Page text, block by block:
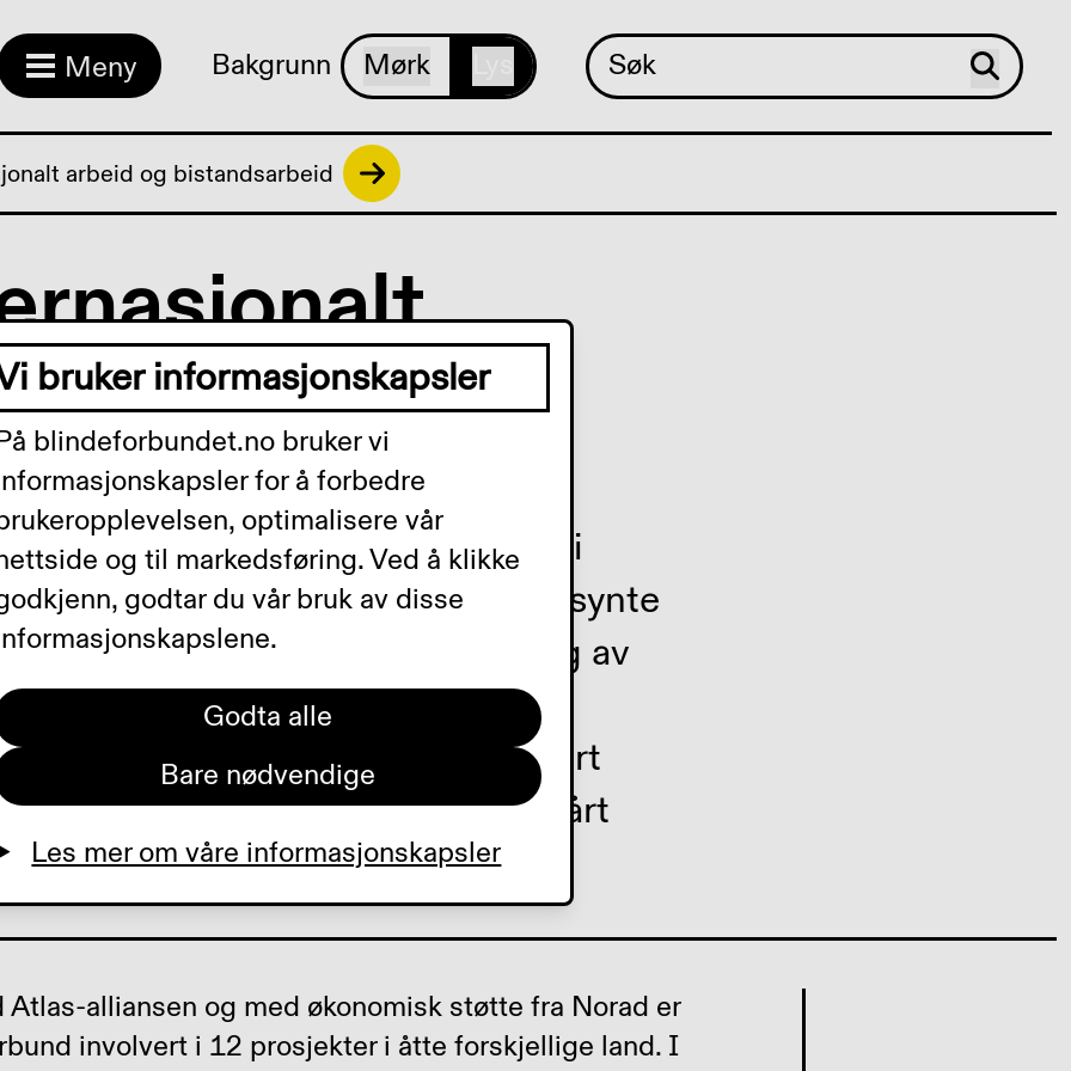
Meny Bakgrunn Mørk
arbeid og bistandsarbeid
og
har vært engasjert i
for og med blinde og svaksynte
Menneskerettigheter, styrking av
i partnerland, og
er i fokus. Til sammen er det utført
000 øyeoperasjoner gjennom vårt
arbeid.
Atlas-alliansen og med økonomisk støtte fra Norad er
involvert i 12 prosjekter i åtte forskjellige land. I
bruker informasjonskapsler
blindeforbundet.no bruker vi
for å forbedre
optimalisere vår
og til markedsføring. Ved å klikke
godtar du vår bruk av disse
Godta alle
Bare nødvendige
Les mer om våre informasjonskapsler